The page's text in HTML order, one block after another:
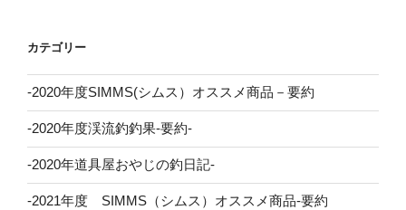
カテゴリー
-2020年度SIMMS(シムス）オススメ商品－要約
-2020年度渓流釣釣果-要約-
-2020年道具屋おやじの釣日記-
-2021年度 SIMMS（シムス）オススメ商品-要約